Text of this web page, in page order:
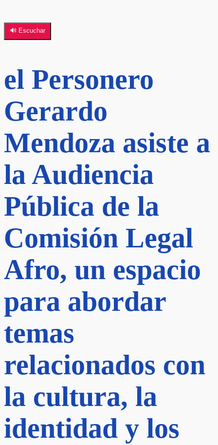
🔊 Escuchar
el Personero
Gerardo
Mendoza asiste a
la Audiencia
Pública de la
Comisión Legal
Afro, un espacio
para abordar
temas
relacionados con
la cultura, la
identidad y los